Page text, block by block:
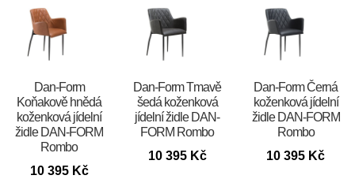
​​​​​Dan-Form
Koňakově hnědá
koženková jídelní
židle DAN-FORM
Rombo
10 395 Kč
​​​​​Dan-Form Tmavě
šedá koženková
jídelní židle DAN-
FORM Rombo
10 395 Kč
​​​​​Dan-Form Černá
koženková jídelní
židle DAN-FORM
Rombo
10 395 Kč